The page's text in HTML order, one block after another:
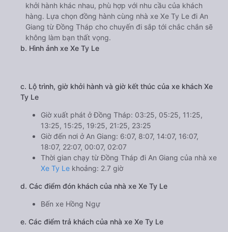
khởi hành khác nhau, phù hợp với nhu cầu của khách
hàng. Lựa chọn đồng hành cùng nhà xe Xe Ty Le đi An
Giang từ Đồng Tháp cho chuyến đi sắp tới chắc chắn sẽ
không làm bạn thất vọng.
b. Hình ảnh xe Xe Ty Le
c. Lộ trình, giờ khởi hành và giờ kết thúc của xe khách Xe
Ty Le
Giờ xuất phát ở Đồng Tháp: 03:25, 05:25, 11:25,
13:25, 15:25, 19:25, 21:25, 23:25
Giờ đến nơi ở An Giang: 6:07, 8:07, 14:07, 16:07,
18:07, 22:07, 00:07, 02:07
Thời gian chạy từ Đồng Tháp đi An Giang của nhà xe
Xe Ty Le khoảng: 2.7 giờ
d. Các điểm đón khách của nhà xe Xe Ty Le
Bến xe Hồng Ngự
e. Các điểm trả khách của nhà xe Xe Ty Le